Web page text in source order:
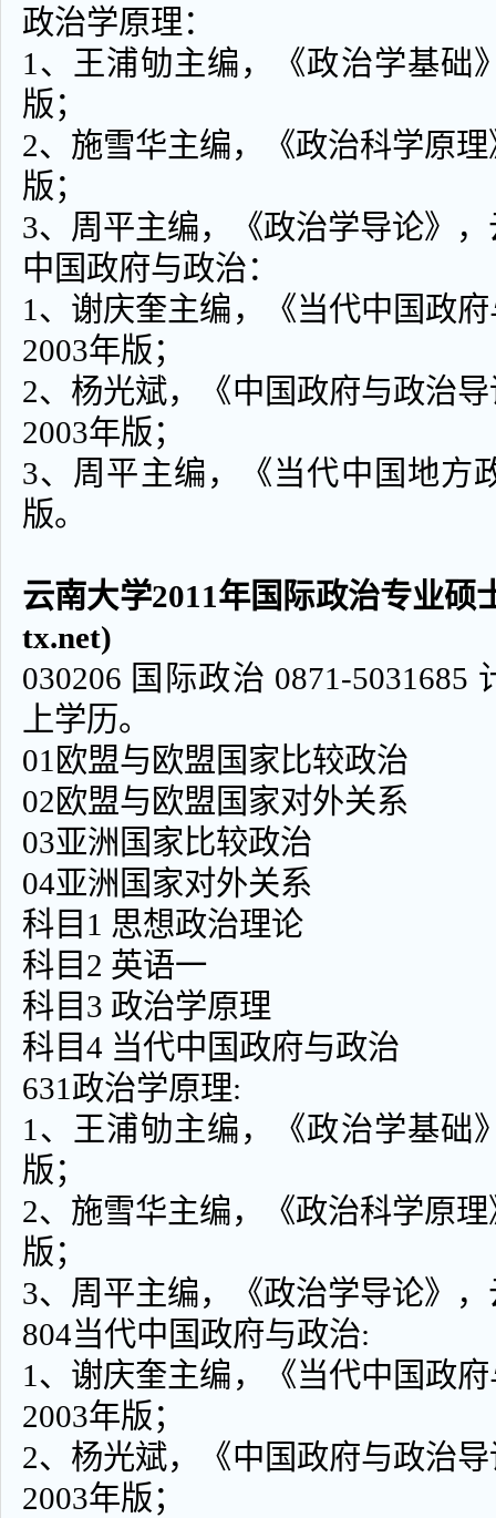
政治学原理：
1、王浦劬主编，《政治学基础
版；
2、施雪华主编，《政治科学原
版；
3、周平主编，《政治学导论》
中国政府与政治：
1、谢庆奎主编，《当代中国政
2003年版；
2、杨光斌，《中国政府与政治
2003年版；
3、周平主编，《当代中国地方
版。
云南大学2011年国际政治专业硕
tx.net)
030206 国际政治 0871-
上学历。
01欧盟与欧盟国家比较政治
02欧盟与欧盟国家对外关系
03亚洲国家比较政治
04亚洲国家对外关系
科目1 思想政治理论
科目2 英语一
科目3 政治学原理
科目4 当代中国政府与政治
631政治学原理:
1、王浦劬主编，《政治学基础
版；
2、施雪华主编，《政治科学原
版；
3、周平主编，《政治学导论》
804当代中国政府与政治:
1、谢庆奎主编，《当代中国政
2003年版；
2、杨光斌，《中国政府与政治
2003年版；